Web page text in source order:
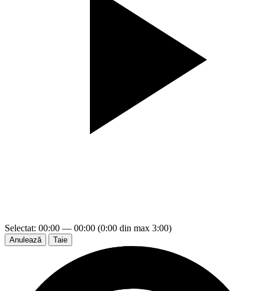
Selectat: 00:00 — 00:00 (0:00 din max 3:00)
Anulează Taie